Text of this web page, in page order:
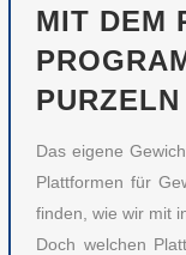
MIT DEM
Das eigene
Plattformen für
finden, wie wir mit
Doch welchen